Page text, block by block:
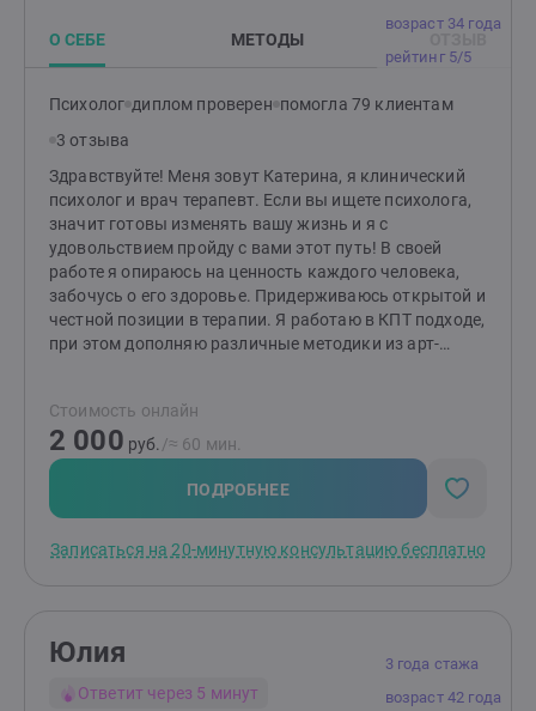
возраст 34 года
рейтинг 5/5
О СЕБЕ МЕТОДЫ
Психолог диплом проверен помогла 79 клиентам
3 отзыва
Здравствуйте! Меня зовут Катерина, я клинический
психолог и врач терапевт. Если вы ищете психолога,
значит готовы изменять вашу жизнь и я с
удовольствием пройду с вами этот путь! В своей
работе я опираюсь на ценность каждого человека,
забочусь о его здоровье. Придерживаюсь открытой и
честной позиции в терапии. Я работаю в КПТ подходе,
при этом дополняю различные методики из арт-
подбирать оптимальные методики для каждого
клиента. Я с удовольствием наблюдаю изменения в
жизни клиентов. Приглашаю вас на консультацию!
Стоимость онлайн
2 000 руб. /≈ 60 мин.
ПОДРОБНЕЕ
Записаться на 20-минутную консультацию бесплатно
3 года стажа
возраст 42 года
Юлия
Ответит через 5 минут